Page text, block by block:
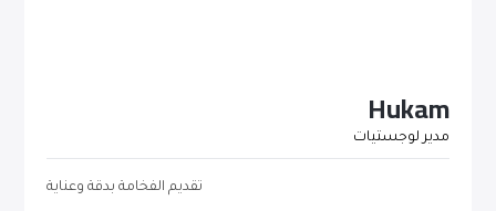
Hukam
مدير لوجستيات
تقديم الفخامة بدقة وعناية